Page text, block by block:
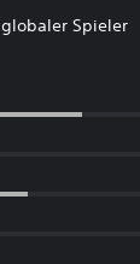
Spieler